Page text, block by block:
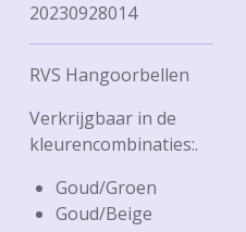
20230928014
RVS Hangoorbellen
Verkrijgbaar in de
kleurencombinaties:.
Goud/Groen
Goud/Beige